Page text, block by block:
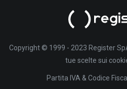
Copyright © 1999 - 2023 Register
tue scelte sui
Partita IVA & Codice